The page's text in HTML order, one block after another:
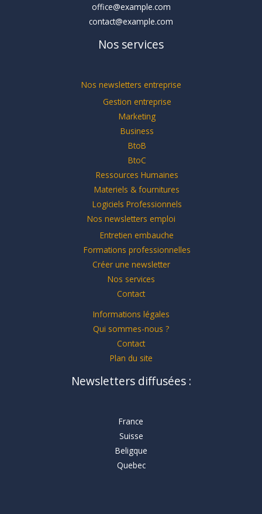
office@example.com
contact@example.com
Nos services
Nos newsletters entreprise
Gestion entreprise
Marketing
Business
BtoB
BtoC
Ressources Humaines
Materiels & fournitures
Logiciels Professionnels
Nos newsletters emploi
Entretien embauche
Formations professionnelles
Créer une newsletter
Nos services
Contact
Informations légales
Qui sommes-nous ?
Contact
Plan du site
Newsletters diffusées :
France
Suisse
Beligque
Quebec